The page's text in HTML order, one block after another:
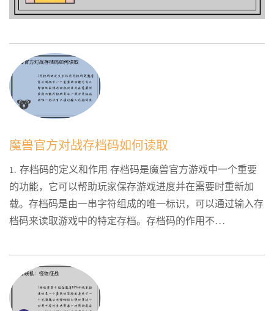
魔兽官方对战存档码如何读取
1. 存档码的定义和作用 存档码是魔兽官方游戏中一个重要
的功能，它可以帮助玩家保存游戏进度并在需要时重新加
载。存档码是由一串字符组成的唯一标识，可以通过输入存
档码来读取游戏中的特定存档。存档码的作用不...